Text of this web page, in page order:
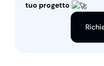
tuo progetto